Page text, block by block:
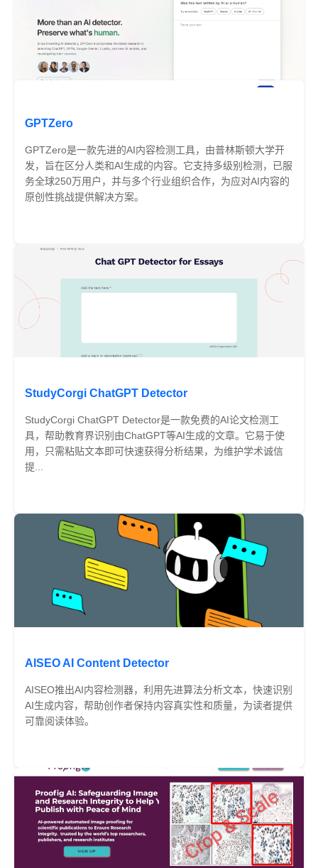
GPTZero
GPTZero是一款先进的AI内容检测工具，由普林斯顿大学开
发，旨在区分人类和AI生成的内容。它支持多级别检测，已服
务全球250万用户，并与多个行业组织合作，为应对AI内容的
原创性挑战提供解决方案。
StudyCorgi ChatGPT Detector
StudyCorgi ChatGPT Detector是一款免费的AI论文检测工
具，帮助教育界识别由ChatGPT等AI生成的文章。它易于使
用，只需粘贴文本即可快速获得分析结果，为维护学术诚信
提...
AISEO AI Content Detector
AISEO推出AI内容检测器，利用先进算法分析文本，快速识别
AI生成内容，帮助创作者保持内容真实性和质量，为读者提供
可靠阅读体验。